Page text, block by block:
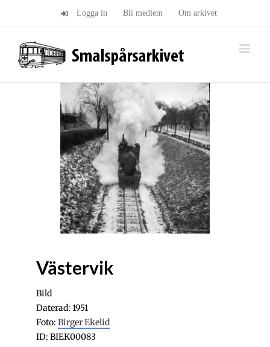
Logga in Bli medlem Om arkivet
Västervik
Bild
Daterad: 1951
Foto: Birger Ekelid
ID: BIEK00083